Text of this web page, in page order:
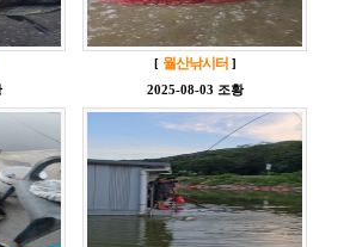
[ 월산낚시터 ]
2025-08-03 조황